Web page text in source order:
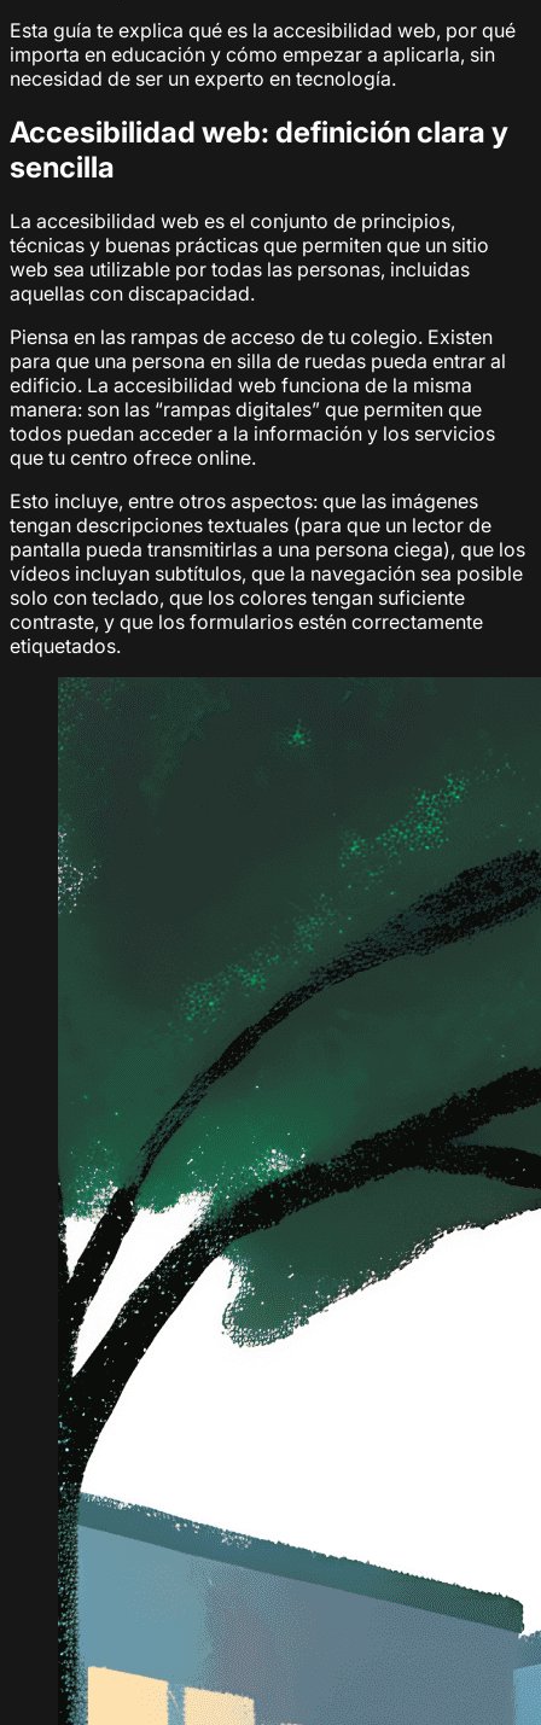
Esta guía te explica qué es la accesibilidad web, por qué
importa en educación y cómo empezar a aplicarla, sin
necesidad de ser un experto en tecnología.
Accesibilidad web: definición clara y
sencilla
La accesibilidad web es el conjunto de principios,
técnicas y buenas prácticas que permiten que un sitio
web sea utilizable por todas las personas, incluidas
aquellas con discapacidad.
Piensa en las rampas de acceso de tu colegio. Existen
para que una persona en silla de ruedas pueda entrar al
edificio. La accesibilidad web funciona de la misma
manera: son las “rampas digitales” que permiten que
todos puedan acceder a la información y los servicios
que tu centro ofrece online.
Esto incluye, entre otros aspectos: que las imágenes
tengan descripciones textuales (para que un lector de
pantalla pueda transmitirlas a una persona ciega), que los
vídeos incluyan subtítulos, que la navegación sea posible
solo con teclado, que los colores tengan suficiente
contraste, y que los formularios estén correctamente
etiquetados.